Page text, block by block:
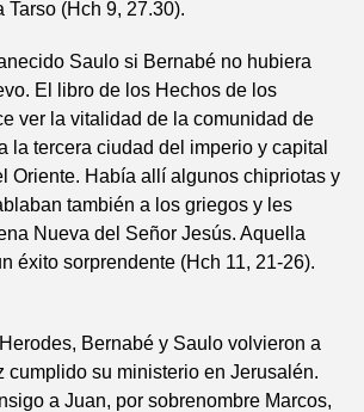
Tarso (Hch 9, 27.30).
Saulo si Bernabé no hubiera
El libro de los Hechos de los
ver la vitalidad de la comunidad de
la tercera ciudad del imperio y capital
Oriente. Había allí algunos chipriotas y
también a los griegos y les
Nueva del Señor Jesús. Aquella
éxito sorprendente (Hch 11, 21-26).
Bernabé y Saulo volvieron a
cumplido su ministerio en Jerusalén.
a Juan, por sobrenombre Marcos,